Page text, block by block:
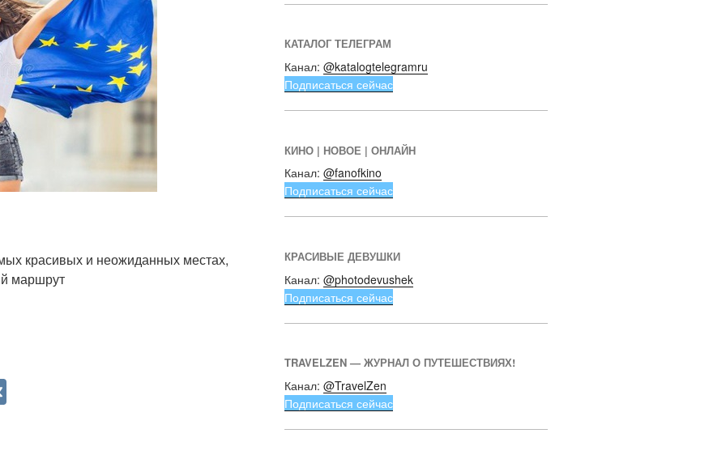
красивых и неожиданных местах,
маршрут
КАТАЛОГ ТЕЛЕГРАМ
Канал: @katalogtelegramru
Подписаться сейчас
КИНО | НОВОЕ | ОНЛАЙН
Канал: @fanofkino
Подписаться сейчас
КРАСИВЫЕ ДЕВУШКИ
Канал: @photodevushek
Подписаться сейчас
TRAVELZEN — ЖУРНАЛ О ПУТЕШЕСТВИЯХ!
Канал: @TravelZen
Подписаться сейчас